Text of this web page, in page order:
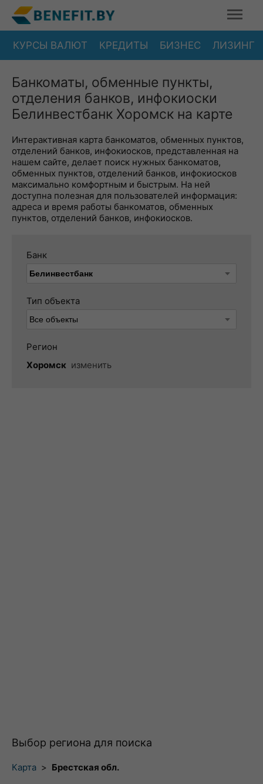
КУРСЫ ВАЛЮТ КРЕДИТЫ БИЗНЕС ЛИЗИНГ
Банкоматы, обменные пункты,
отделения банков, инфокиоски
Белинвестбанк Хоромск на карте
Интерактивная карта банкоматов, обменных пунктов,
отделений банков, инфокиосков, представленная на
нашем сайте, делает поиск нужных банкоматов,
обменных пунктов, отделений банков, инфокиосков
максимально комфортным и быстрым. На ней
доступна полезная для пользователей информация:
адреса и время работы банкоматов, обменных
пунктов, отделений банков, инфокиосков.
Банк
Тип объекта
Регион
Хоромск изменить
Выбор региона для поиска
Карта > Брестская обл.